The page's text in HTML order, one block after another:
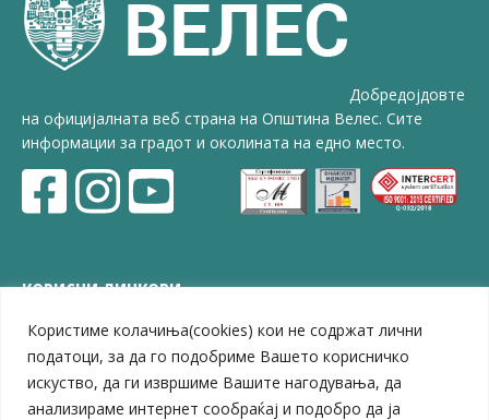
Користиме колачиња(cookies) кои не содржат лични
податоци, за да го подобриме Вашето корисничко
искуство, да ги извршиме Вашите нагодувања, да
анализираме интернет сообраќај и подобро да ја
Добредојдовте
на официјалната веб страна на Општина Велес. Сите
информации за градот и околината на едно место.
КОРИСНИ ЛИНКОВИ
ЗЕЛС – Заедница на единиците на локална самоуправа
Центар за развој на Вардарски плански регион
Јавно комунално претпријатие „Дервен“
ЈПССО „Парк – спорт и паркинзи“